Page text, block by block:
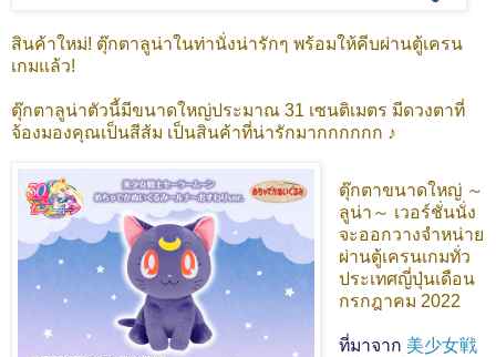
สินค้าใหม่! ตุ๊กตาลูน่าในท่านั่งน่ารักๆ พร้อมให้คีบผ่านตู้เครน
เกมแล้ว!
ตุ๊กตาลูน่าตัวนี้มีขนาดใหญ่ประมาณ 31 เซนติเมตร มีดวงตาที่
จ้องมองคุณเป็นสีส้ม เป็นสินค้าที่น่ารักมากกกกกก ♪
ตุ๊กตาขนาดใหญ่ ～
ลูน่า～ เวอร์ชั่นนั่ง
จะออกวางจำหน่าย
ผ่านตู้เครนเกมทั่ว
ประเทศญี่ปุ่นเดือน
กรกฎาคม 2022
ที่มาจาก 美少女戦